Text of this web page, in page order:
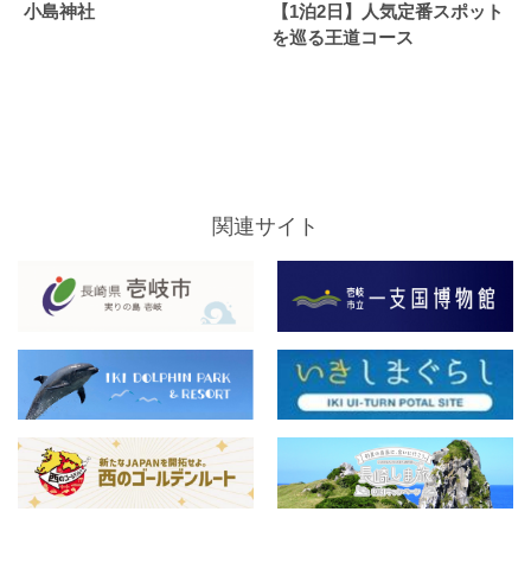
小島神社
【1泊2日】人気定番スポット
を巡る王道コース
関連サイト